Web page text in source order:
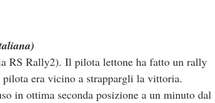
RS Rally2). Il pilota lettone ha fatto un rally
era vicino a strappargli la vittoria.
in ottima seconda posizione a un minuto dal